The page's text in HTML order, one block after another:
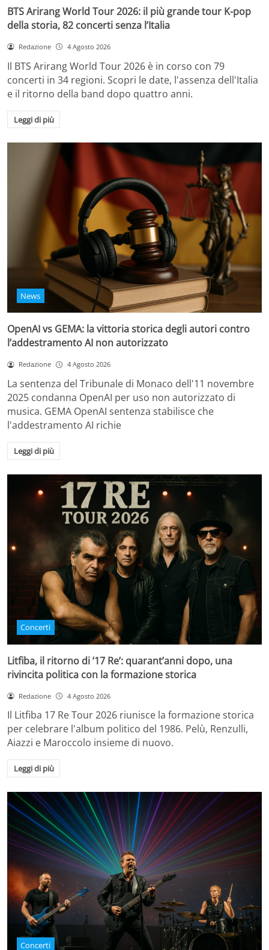
BTS Arirang World Tour 2026: il più grande tour K-pop
della storia, 82 concerti senza l’Italia
Redazione 4 Agosto 2026
Il BTS Arirang World Tour 2026 è in corso con 79
concerti in 34 regioni. Scopri le date, l'assenza dell'Italia
e il ritorno della band dopo quattro anni.
Leggi di più
News
OpenAI vs GEMA: la vittoria storica degli autori contro
l’addestramento AI non autorizzato
Redazione 4 Agosto 2026
La sentenza del Tribunale di Monaco dell'11 novembre
2025 condanna OpenAI per uso non autorizzato di
musica. GEMA OpenAI sentenza stabilisce che
l'addestramento AI richie
Leggi di più
Concerti
Litfiba, il ritorno di ’17 Re’: quarant’anni dopo, una
rivincita politica con la formazione storica
Redazione 4 Agosto 2026
Il Litfiba 17 Re Tour 2026 riunisce la formazione storica
per celebrare l'album politico del 1986. Pelù, Renzulli,
Aiazzi e Maroccolo insieme di nuovo.
Leggi di più
Concerti